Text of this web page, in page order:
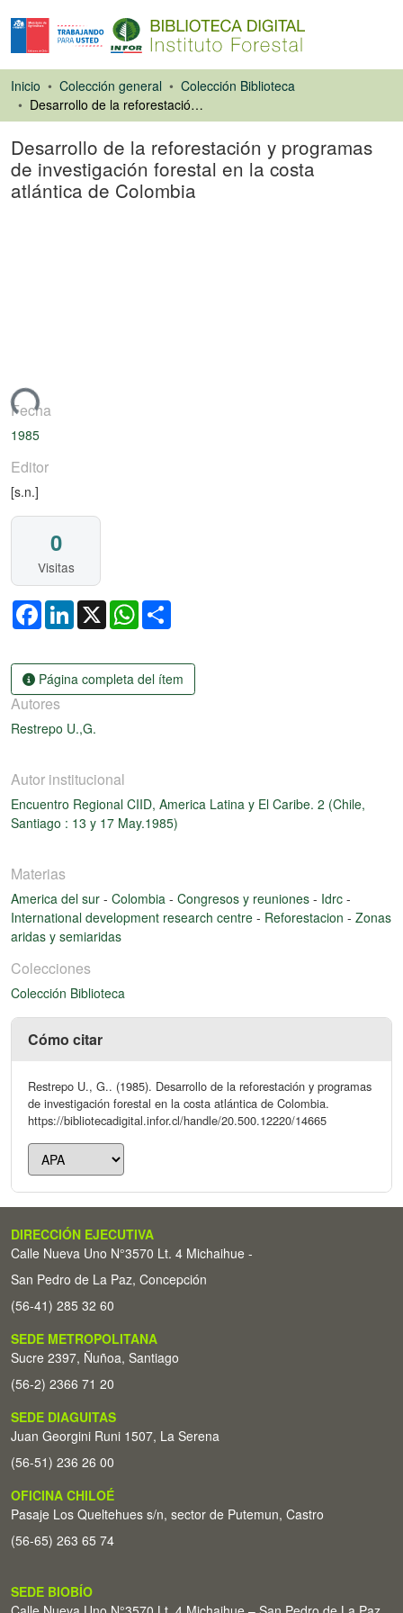
Inicio Colección general
Colección Biblioteca
Desarrollo de la reforestación y programas de investigación forestal en la costa atlántica de Colombia
Desarrollo de la reforestación y programas
de investigación forestal en la costa
atlántica de Colombia
Fecha
1985
Editor
[s.n.]
0
Visitas
FacebookLinkedIn
X WhatsApp
Página completa del ítem
Autores
Restrepo U.,G.
Autor institucional
Encuentro Regional CIID, America Latina y El Caribe. 2 (Chile,
Santiago : 13 y 17 May.1985)
Materias
America del sur - Colombia - Congresos y reuniones - Idrc -
International development research centre - Reforestacion - Zonas
aridas y semiaridas
Colecciones
Colección Biblioteca
Cómo citar
Restrepo U., G.. (1985). Desarrollo de la reforestación y programas
de investigación forestal en la costa atlántica de Colombia.
https://bibliotecadigital.infor.cl/handle/20.500.12220/14665
DIRECCIÓN EJECUTIVA
Calle Nueva Uno N°3570 Lt. 4 Michaihue -
San Pedro de La Paz, Concepción
(56-41) 285 32 60
SEDE METROPOLITANA
Sucre 2397, Ñuñoa, Santiago
(56-2) 2366 71 20
SEDE DIAGUITAS
Juan Georgini Runi 1507, La Serena
(56-51) 236 26 00
OFICINA CHILOÉ
Pasaje Los Queltehues s/n, sector de Putemun, Castro
(56-65) 263 65 74
SEDE BIOBÍO